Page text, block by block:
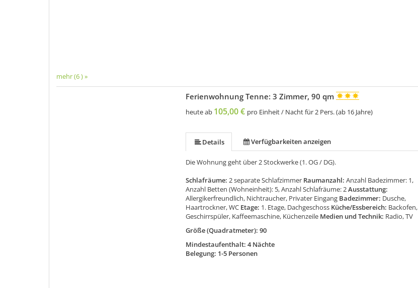
mehr (6 ) »
Ferienwohnung Tenne: 3 Zimmer, 90 qm
heute ab 105,00 € pro Einheit / Nacht für 2 Pers. (ab 16 Jahre)
Details Verfügbarkeiten anzeigen
Die Wohnung geht über 2 Stockwerke (1. OG / DG).
Schlafräume:2 separate Schlafzimmer Raumanzahl:Anzahl Badezimmer: 1,
Anzahl Betten (Wohneinheit): 5, Anzahl Schlafräume: 2Ausstattung:
Allergikerfreundlich, Nichtraucher, Privater Eingang Badezimmer: Dusche,
Haartrockner, WC Etage: 1. Etage, Dachgeschoss Küche/Essbereich: Backofen,
Geschirrspüler, Kaffeemaschine, Küchenzeile Medien und Technik: Radio, TV
Größe (Quadratmeter): 90
Mindestaufenthalt: 4 Nächte
Belegung: 1-5 Personen